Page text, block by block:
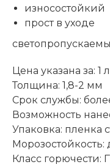
износостойкий
прост в уходе
Цена указана за: 1
Толщина: 1,8-2 мм
Срок службы:
Возможность
Упаковка: пленка
Морозостойкость:
Класс горючести: